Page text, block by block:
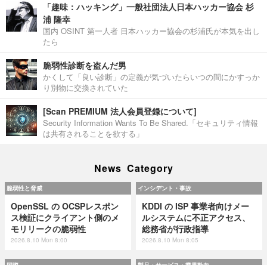
「趣味：ハッキング」一般社団法人日本ハッカー協会 杉
浦 隆幸
国内 OSINT 第一人者 日本ハッカー協会の杉浦氏が本気を出し
たら
脆弱性診断を盗んだ男
かくして「良い診断」の定義が気づいたらいつの間にかすっか
り別物に交換されていた
[Scan PREMIUM 法人会員登録について]
Security Information Wants To Be Shared.「セキュリティ情報
は共有されることを欲する」
News Category
脆弱性と脅威
OpenSSL の OCSPレスポン
ス検証にクライアント側のメ
モリリークの脆弱性
2026.8.10 Mon 8:00
インシデント・事故
KDDI の ISP 事業者向けメー
ルシステムに不正アクセス、
総務省が行政指導
2026.8.10 Mon 8:05